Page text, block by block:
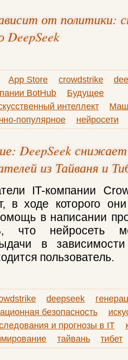
от политики:
App Store crowdstrike
BotHub
Будущее
интеллект
популярное нейросети
DeepSeek
из Тайваня и
IT-компании
в ходе которого
в написании
что нейросеть
в
пользователь.
deepseek
безопасность
и прогнозы в IT
тайвань тибет